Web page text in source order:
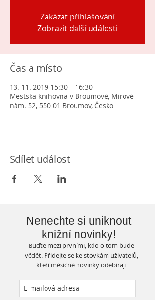
Zakázat přihlašování
Zobrazit další události
Čas a místo
13. 11. 2019 15:30 – 16:30
Mestska knihovna v Broumově, Mírové
nám. 52, 550 01 Broumov, Česko
Sdílet událost
Nenechte si uniknout
knižní novinky!
Buďte mezi prvními, kdo o tom bude
vědět. Přidejte se ke stovkám uživatelů,
kteří měsíčně novinky odebírají